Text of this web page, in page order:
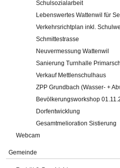
Impressum
Schulsozialarbeit
Lebenswertes Wattenwil für
Verkehrsrichtplan inkl.
Schmittestrasse
Neuvermessung Wattenwil
Sanierung Turnhalle
Verkauf Mettlenschulhaus
ZPP Grundbach (Wasser- +
Bevölkerungsworkshop
Dorfentwicklung
Gesamtmelioration Sistierung
Webcam
Gemeinde